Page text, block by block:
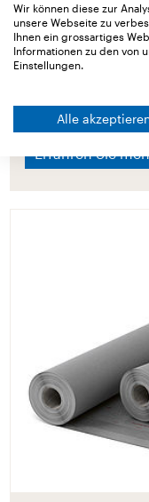
Erfahren Sie
Wir können diese zur
unsere Webseite zu
Ihnen ein grossartiges
Informationen zu den von
Einstellungen.
Alle